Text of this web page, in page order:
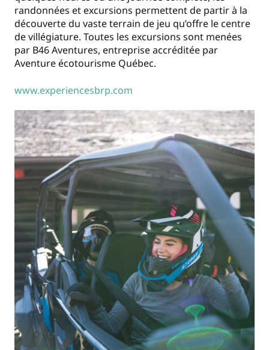
randonnées et excursions permettent de partir à la
découverte du vaste terrain de jeu qu’offre le centre
de villégiature. Toutes les excursions sont menées
par B46 Aventures, entreprise accréditée par
Aventure écotourisme Québec.
www.experiencesbrp.com